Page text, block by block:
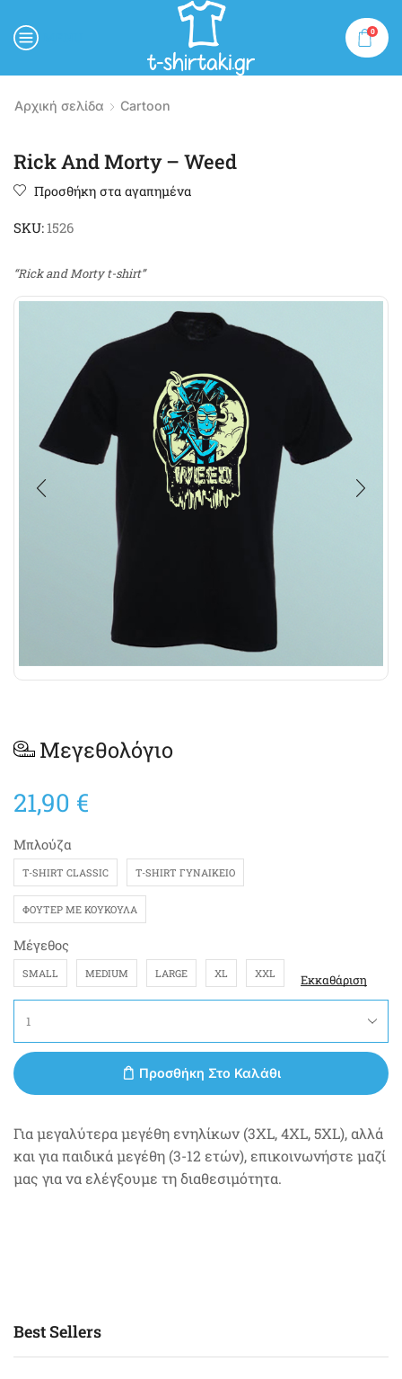
0
Αρχική σελίδα Cartoon
Rick And Morty – Weed
Προσθήκη στα αγαπημένα
SKU: 1526
“Rick and Morty t-shirt”
Μεγεθολόγιο
21,90 €
Μπλούζα
T-SHIRT CLASSIC T-SHIRT ΓΥΝΑΙΚΕΊΟ
ΦΟΎΤΕΡ ΜΕ ΚΟΥΚΟΎΛΑ
Μέγεθος
SMALL MEDIUM LARGE XL XXL Εκκαθάριση
Προσθήκη Στο Καλάθι
Για μεγαλύτερα μεγέθη ενηλίκων (3XL, 4XL, 5XL), αλλά
και για παιδικά μεγέθη (3-12 ετών), επικοινωνήστε μαζί
μας για να ελέγξουμε τη διαθεσιμότητα.
Best Sellers